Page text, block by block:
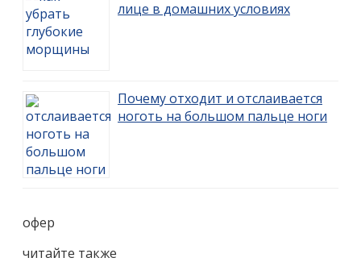
лице в домашних условиях
Почему отходит и отслаивается
ноготь на большом пальце ноги
офер
читайте также